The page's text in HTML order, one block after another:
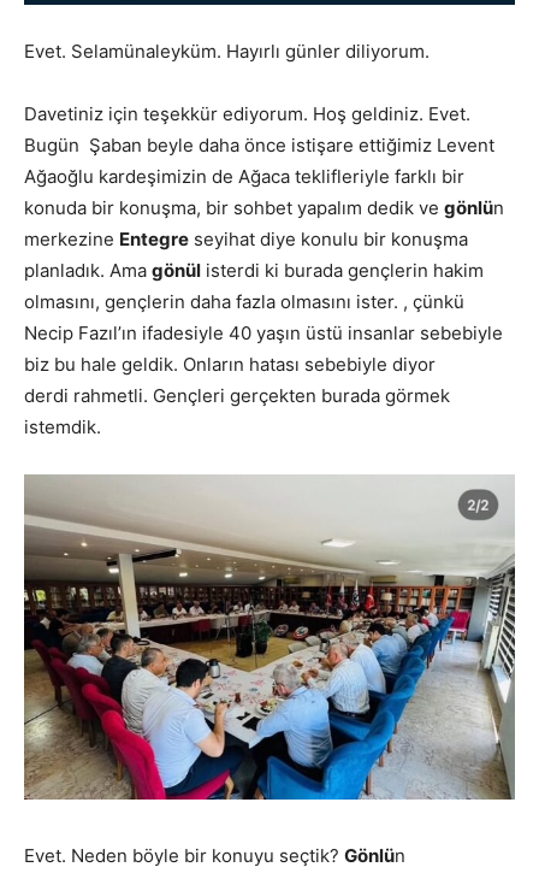
Evet. Selamünaleyküm. Hayırlı günler diliyorum.
Davetiniz için teşekkür ediyorum. Hoş geldiniz. Evet.
Bugün Şaban beyle daha önce istişare ettiğimiz Levent
Ağaoğlu kardeşimizin de Ağaca teklifleriyle farklı bir
konuda bir konuşma, bir sohbet yapalım dedik ve gönlün
merkezine Entegre seyihat diye konulu bir konuşma
planladık. Ama gönül isterdi ki burada gençlerin hakim
olmasını, gençlerin daha fazla olmasını ister. , çünkü
Necip Fazıl’ın ifadesiyle 40 yaşın üstü insanlar sebebiyle
biz bu hale geldik. Onların hatası sebebiyle diyor
derdi rahmetli. Gençleri gerçekten burada görmek
istemdik.
Evet. Neden böyle bir konuyu seçtik? Gönlün